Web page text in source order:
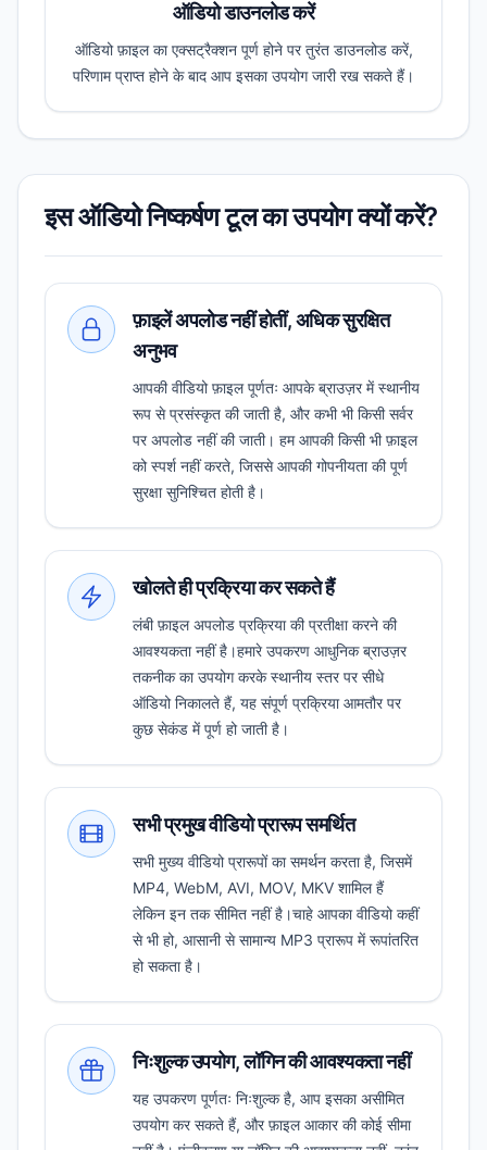
ऑडियो डाउनलोड करें
ऑडियो फ़ाइल का एक्सट्रैक्शन पूर्ण होने पर तुरंत डाउनलोड करें,
परिणाम प्राप्त होने के बाद आप इसका उपयोग जारी रख सकते हैं।
इस ऑडियो निष्कर्षण टूल का उपयोग क्यों करें?
फ़ाइलें अपलोड नहीं होतीं, अधिक सुरक्षित
अनुभव
आपकी वीडियो फ़ाइल पूर्णतः आपके ब्राउज़र में स्थानीय
रूप से प्रसंस्कृत की जाती है, और कभी भी किसी सर्वर
पर अपलोड नहीं की जाती। हम आपकी किसी भी फ़ाइल
को स्पर्श नहीं करते, जिससे आपकी गोपनीयता की पूर्ण
सुरक्षा सुनिश्चित होती है।
खोलते ही प्रक्रिया कर सकते हैं
लंबी फ़ाइल अपलोड प्रक्रिया की प्रतीक्षा करने की
आवश्यकता नहीं है।हमारे उपकरण आधुनिक ब्राउज़र
तकनीक का उपयोग करके स्थानीय स्तर पर सीधे
ऑडियो निकालते हैं, यह संपूर्ण प्रक्रिया आमतौर पर
कुछ सेकंड में पूर्ण हो जाती है।
सभी प्रमुख वीडियो प्रारूप समर्थित
सभी मुख्य वीडियो प्रारूपों का समर्थन करता है, जिसमें
MP4, WebM, AVI, MOV, MKV शामिल हैं
लेकिन इन तक सीमित नहीं है।चाहे आपका वीडियो कहीं
से भी हो, आसानी से सामान्य MP3 प्रारूप में रूपांतरित
हो सकता है।
निःशुल्क उपयोग, लॉगिन की आवश्यकता नहीं
यह उपकरण पूर्णतः निःशुल्क है, आप इसका असीमित
उपयोग कर सकते हैं, और फ़ाइल आकार की कोई सीमा